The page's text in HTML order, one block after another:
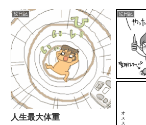
絵日記
人生最大体重
絵日記